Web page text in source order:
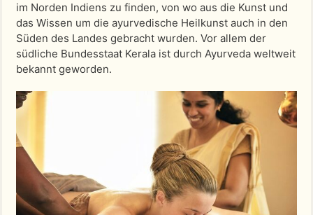
im Norden Indiens zu finden, von wo aus die Kunst und
das Wissen um die ayurvedische Heilkunst auch in den
Süden des Landes gebracht wurden. Vor allem der
südliche Bundesstaat Kerala ist durch Ayurveda weltweit
bekannt geworden.